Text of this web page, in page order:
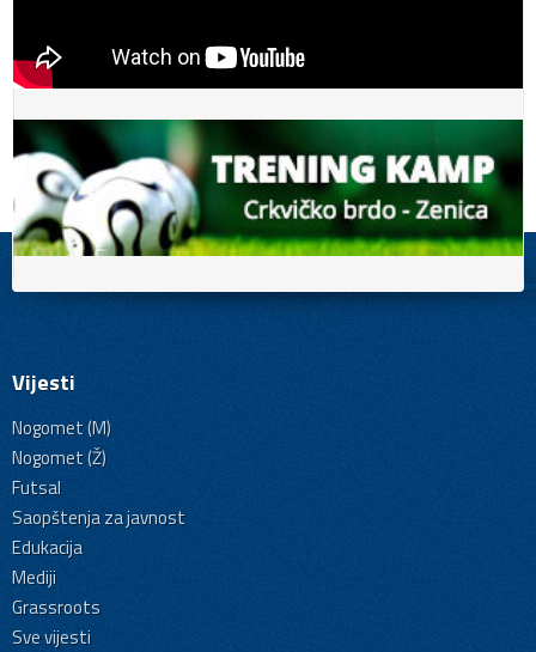
Vijesti
Nogomet (M)
Nogomet (Ž)
Futsal
Saopštenja za javnost
Edukacija
Mediji
Grassroots
Sve vijesti